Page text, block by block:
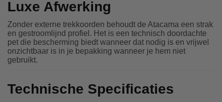
Luxe Afwerking
Zonder externe trekkoorden behoudt de Atacama een strak
en gestroomlijnd profiel. Het is een technisch doordachte
pet die bescherming biedt wanneer dat nodig is en vrijwel
onzichtbaar is in je bepakking wanneer je hem niet
gebruikt.
Technische Specificaties